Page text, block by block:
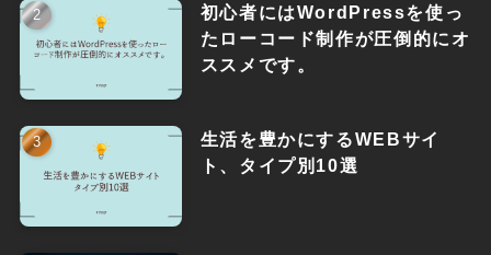
初心者にはWordPressを使っ
たローコード制作が圧倒的にオ
ススメです。
生活を豊かにするWEBサイ
ト、タイプ別10選